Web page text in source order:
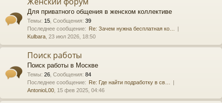
Для приватного общения в женском коллективе
Темы: 15 Сообщения: 39
Последнее сообщение: Re: Зачем нужна бесплатная ко…
Kulbara , 23 июл 2026, 18:50
Поиск работы
Поиск работы в Москве
Темы: 26 Сообщения: 84
Последнее сообщение: Re: Где найти подработку в св…
AntonioL00 , 15 фев 2025, 04:46